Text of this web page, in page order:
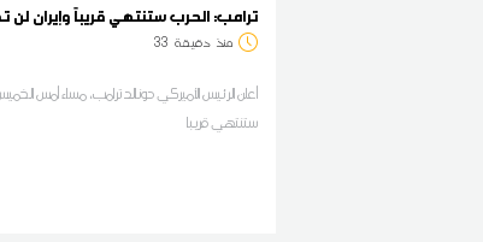
ترامب: الحرب ستنتهي قريباً وإيران لن
منذ دقيقة 33
أعلن الرئيس الأميركي دونالد ترامب، مساء أمس
ستنتهي قريبا